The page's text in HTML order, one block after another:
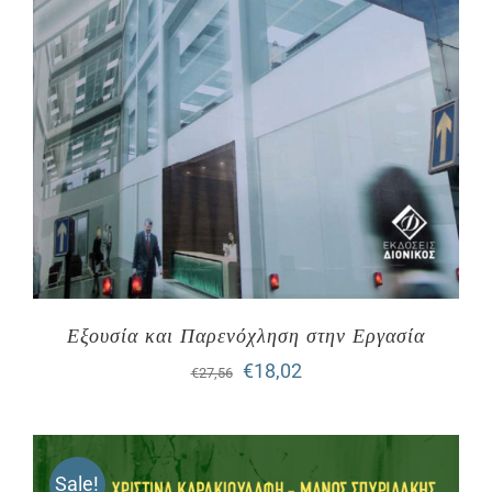
Εξουσία και Παρενόχληση στην Εργασία
€27,56
Original
was:
€18,02Η
Sale!